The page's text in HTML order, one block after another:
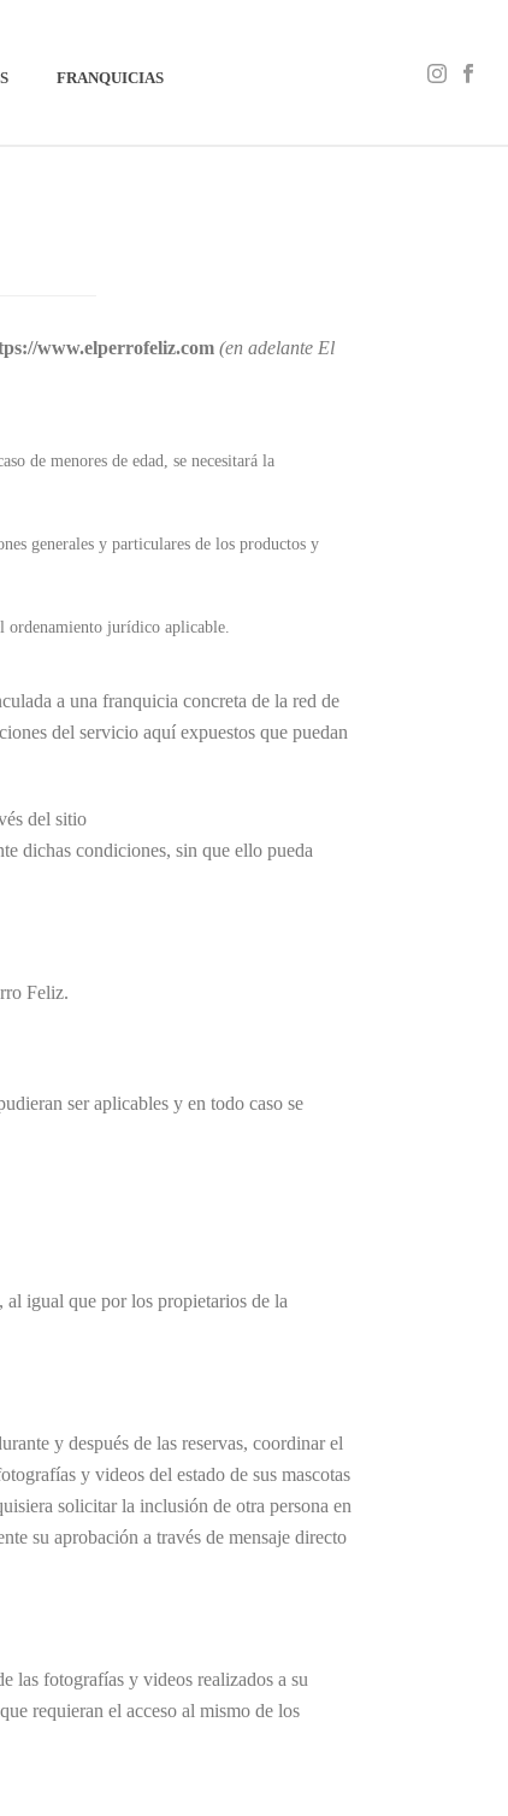
FRANQUICIAS
www.elperrofeliz.com (en adelante El
de menores de edad, se necesitará la
generales y particulares de los productos y
ordenamiento jurídico aplicable.
a una franquicia concreta de la red de
del servicio aquí expuestos que puedan
del sitio
dichas condiciones, sin que ello pueda
Feliz.
ser aplicables y en todo caso se
igual que por los propietarios de la
y después de las reservas, coordinar el
y videos del estado de sus mascotas
solicitar la inclusión de otra persona en
su aprobación a través de mensaje directo
las fotografías y videos realizados a su
requieran el acceso al mismo de los